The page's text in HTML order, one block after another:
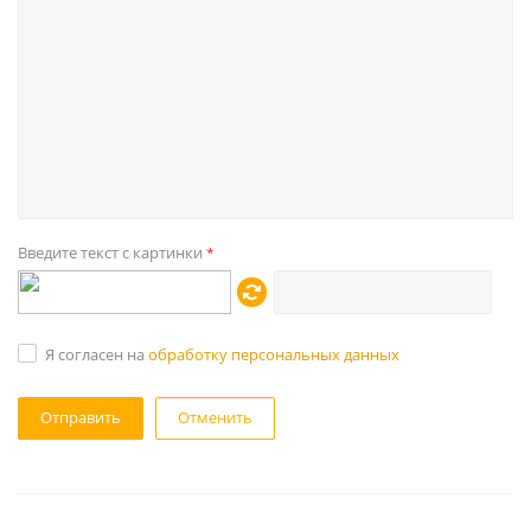
Введите текст с картинки *
Я согласен на обработку персональных данных
Отменить